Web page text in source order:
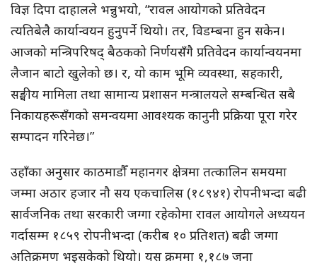
विज्ञ दिपा दाहालले भन्नुभयो, “रावल आयोगको प्रतिवेदन
त्यतिबेलै कार्यान्वयन हुनुपर्ने थियो। तर, विडम्बना हुन सकेन।
आजको मन्त्रिपरिषद् बैठकको निर्णयसँगै प्रतिवेदन कार्यान्वयनमा
लैजान बाटो खुलेको छ। र, यो काम भूमि व्यवस्था, सहकारी,
सङ्घीय मामिला तथा सामान्य प्रशासन मन्त्रालयले सम्बन्धित सबै
निकायहरूसँगको समन्वयमा आवश्यक कानुनी प्रक्रिया पूरा गरेर
सम्पादन गरिनेछ।”
उहाँका अनुसार काठमाडौँ महानगर क्षेत्रमा तत्कालिन समयमा
जम्मा अठार हजार नौ सय एकचालिस (१८९४१) रोपनीभन्दा बढी
सार्वजनिक तथा सरकारी जग्गा रहेकोमा रावल आयोगले अध्ययन
गर्दासम्म १८५९ रोपनीभन्दा (करीब १० प्रतिशत) बढी जग्गा
अतिक्रमण भइसकेको थियो। यस क्रममा १,१८७ जना